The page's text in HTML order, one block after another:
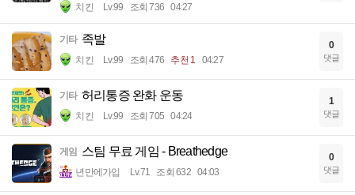
치킨 Lv.99 조회 736 04:27
기타 족발
치킨 Lv.99 조회 476 추천 1 04:27
0
댓글
기타 허리통증 완화 운동
치킨 Lv.99 조회 705 04:24
1
댓글
게임 스팀 무료 게임 - Breathedge
년만에가입 Lv.71 조회 632 04:03
0
댓글